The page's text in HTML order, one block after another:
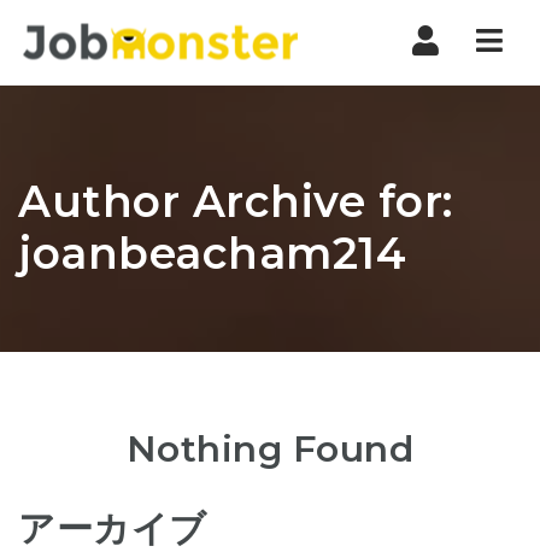
Author Archive for:
joanbeacham214
Nothing Found
アーカイブ